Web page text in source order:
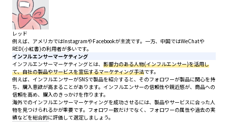
レッド
例えば、アメリカではInstagramやFacebookが主流です。一方、中国ではWeChatや
RED(小紅書)の利用者が多いです。
インフルエンサーマーケティング
インフルエンサーマーケティングとは、 影響力のある人物(インフルエンサー)を活用し
て、自社の製品やサービスを宣伝するマーケティング手法です。
例えば、インフルエンサーがSNSで製品を紹介すると、そのフォロワーが製品に関心を持
ち、購入意欲が高まることがあります。インフルエンサーの信頼性や親近感が、商品への
信頼を高め、購入のきっかけを作ります。
海外でのインフルエンサーマーケティングを成功させるには、製品やサービスに合った人
物を見つけられるかが重要です。フォロワー数だけでなく、フォロワーの属性や過去の実
績などを総合的に評価して選定しましょう。